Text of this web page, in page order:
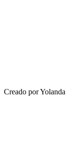
Creado por Yolanda